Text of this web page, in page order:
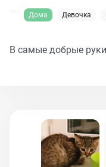
Дома Девочка